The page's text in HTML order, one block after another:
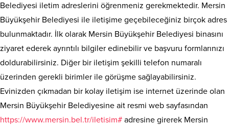
Belediyesi iletim adreslerini öğrenmeniz gerekmektedir. Mersin
Büyükşehir Belediyesi ile iletişime geçebileceğiniz birçok adres
bulunmaktadır. İlk olarak Mersin Büyükşehir Belediyesi binasını
ziyaret ederek ayrıntılı bilgiler edinebilir ve başvuru formlarınızı
doldurabilirsiniz. Diğer bir iletişim şekilli telefon numaralı
üzerinden gerekli birimler ile görüşme sağlayabilirsiniz.
Evinizden çıkmadan bir kolay iletişim ise internet üzerinde olan
Mersin Büyükşehir Belediyesine ait resmi web sayfasından
https://www.mersin.bel.tr/iletisim# adresine girerek Mersin